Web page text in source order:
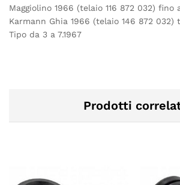
Maggiolino 1966 (telaio 116 872 032) fino
Karmann Ghia 1966 (telaio 146 872 032) t
Tipo da 3 a 7.1967
Prodotti